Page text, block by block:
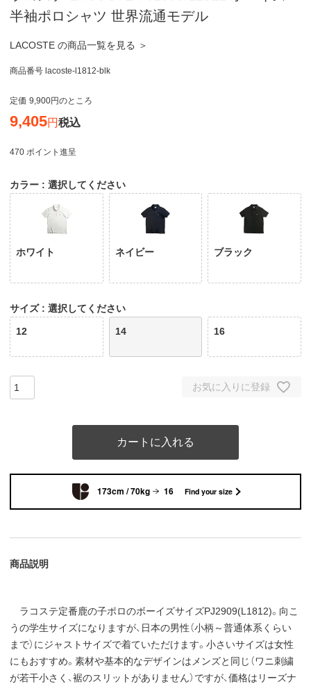
半袖ポロシャツ 世界流通モデル
LACOSTE の商品一覧を見る ＞
商品番号 lacoste-l1812-blk
定価 9,900 のところ
9,405 税込
470 ポイント進呈
カラー 選択してください
ホワイト ネイビー ブラック
サイズ 選択してください
12 14 16
お気に入りに登録
カートに入れる
173cm / 70kg 16 Find your size
商品説明
ラコステ定番鹿の子ポロのボーイズサイズPJ2909(L1812)。向こ
うの学生サイズになりますが、日本の男性（小柄～普通体系くらい
まで）にジャストサイズで着ていただけます。小さいサイズは女性
にもおすすめ。素材や基本的なデザインはメンズと同じ（ワニ刺繍
が若干小さく、裾のスリットがありません）ですが、価格はリーズナ